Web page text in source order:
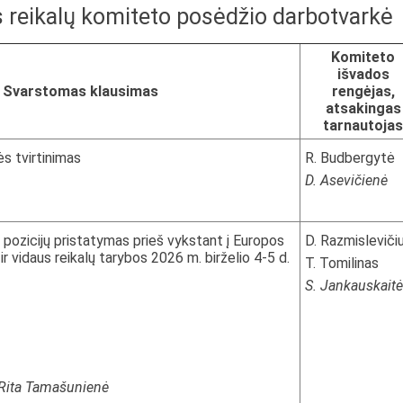
reikalų komiteto posėdžio darbotvarkė
Svarstomas klausimas
Komiteto
išvados
rengėjas,
atsakingas
tarnautojas
tvirtinimas
R. Budbergytė
D. Asevičienė
pristatymas prieš vykstant į Europos
vidaus reikalų tarybos 2026 m. birželio 4-5 d.
Tamašunienė
D.
T. Tomilinas
S. Jankauskaitė